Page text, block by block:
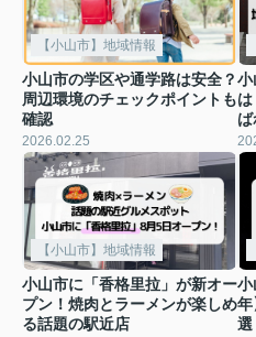
【小山市】地域情報
小山市の学区や通学路は安全？
周辺環境のチェックポイントも
確認
2026.02.25
小
【小山市】地域情報
小山市に「香格里拉」が新オー
プン！焼肉とラーメンが楽しめ
る話題の駅近店
小
年
選